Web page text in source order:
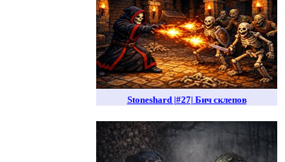
Stoneshard |#27| Бич склепов